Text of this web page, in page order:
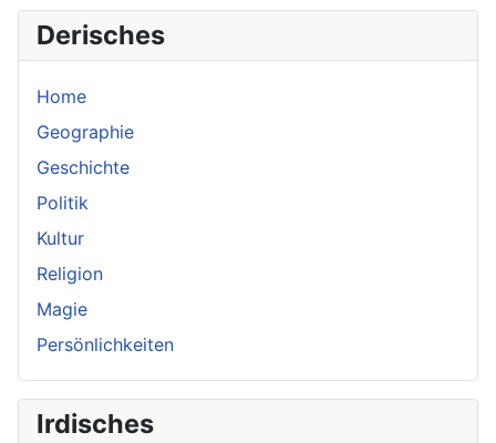
Derisches
Home
Geographie
Geschichte
Politik
Kultur
Religion
Magie
Persönlichkeiten
Irdisches